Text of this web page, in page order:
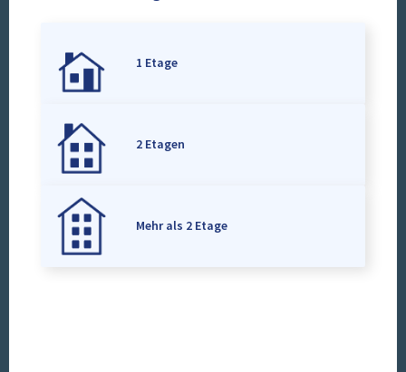
1 Etage
2 Etagen
Mehr als 2 Etage